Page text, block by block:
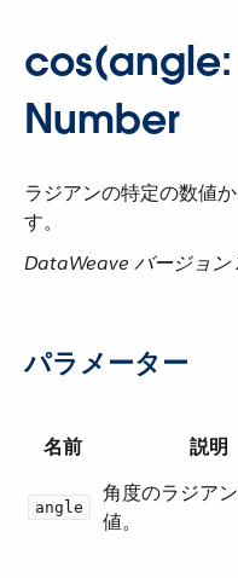
Number
ラジアンの特定の数値
す。
DataWeave バージョン
パラメーター
名前 説明
angle
角度のラジア
値。